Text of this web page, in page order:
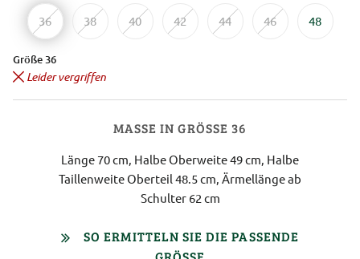
36 38 40 42 44 46 48
Größe 36
Leider vergriffen
MASSE IN GRÖSSE 36
Länge 70 cm, Halbe Oberweite 49 cm, Halbe
Taillenweite Oberteil 48.5 cm, Ärmellänge ab
Schulter 62 cm
SO ERMITTELN SIE DIE PASSENDE